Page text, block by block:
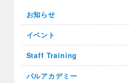
お知らせ
イベント
Staff Training
パルアカデミー